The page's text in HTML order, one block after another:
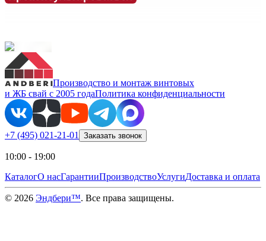
Производство и монтаж винтовых
и ЖБ свай с 2005 годаПолитика конфиденциальности
+7 (495) 021-21-01 Заказать звонок
10:00 - 19:00
КаталогО насГарантииПроизводствоУслугиДоставка и оплата
© 2026 Эндбери™. Все права защищены.